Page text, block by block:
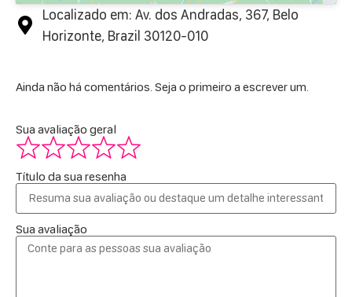
Localizado em: Av. dos Andradas, 367, Belo
Horizonte, Brazil 30120-010
Ainda não há comentários. Seja o primeiro a escrever um.
Sua avaliação geral
Título da sua resenha
Sua avaliação